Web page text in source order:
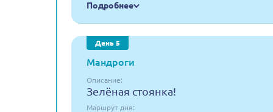
Подробнее
День 5
Мандроги
Описание:
Зелёная стоянка!
Маршрут дня: